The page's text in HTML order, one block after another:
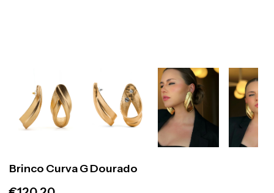
Brinco Curva G Dourado